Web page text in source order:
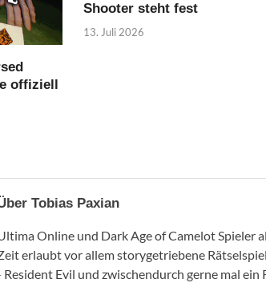
offiziell
Shooter steht fest
13. Juli 2026
Tobias Paxian
Online und Dark Age of Camelot Spieler
erlaubt vor allem storygetriebene
Resident Evil und zwischendurch gerne mal ein